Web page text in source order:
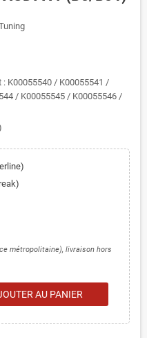
K00055540 / K00055541 /
/ K00055545 / K00055546 /
métropolitaine), livraison hors
AU PANIER